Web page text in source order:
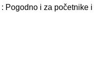
: Pogodno i za početnike i